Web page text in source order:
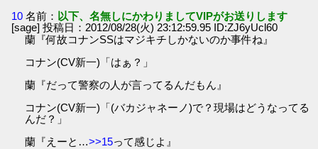
10 名前： 以下、名無しにかわりましてVIPがお送りします
[sage] 投稿日：2012/08/28(火) 23:12:59.95 ID:ZJ6yUcl60
蘭『何故コナンSSはマジキチしかないのか事件ね』
コナン(CV新一)「はぁ？」
蘭『だって警察の人が言ってるんだもん』
コナン(CV新一)「(バカジャネーノ)で？現場はどうなってる
んだ？」
蘭『えーと…>>15って感じよ』